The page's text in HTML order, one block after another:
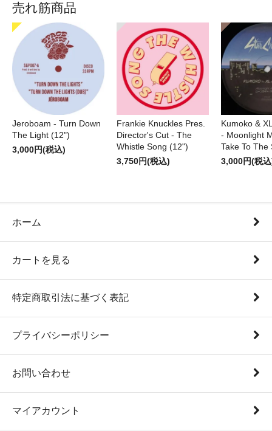
売れ筋商品
Jeroboam - Turn Down
The Light (12")
3,000円(税込)
Frankie Knuckles Pres.
Director's Cut - The
Whistle Song (12")
3,750円(税込)
Kumoko &
- Moonlight
Take To The
3,000円(税
ホーム
カートを見る
特定商取引法に基づく表記
プライバシーポリシー
お問い合わせ
マイアカウント